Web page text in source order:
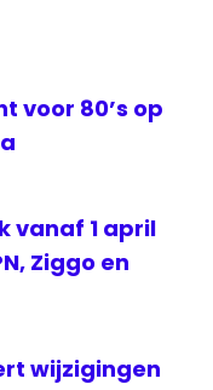
voor 80’s op
vanaf 1 april
Ziggo en
wijzigingen